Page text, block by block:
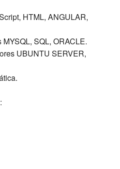
HTML, ANGULAR,
SQL, ORACLE.
UBUNTU SERVER,